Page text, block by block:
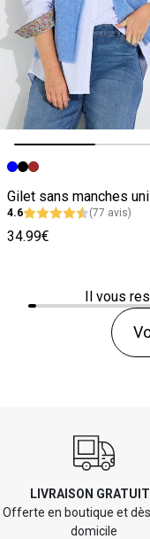
Image précédente
Image suivante
4.6 (77 avis)
34.99€
Il vous
LIVRAISON
Offerte en boutique et
domicile